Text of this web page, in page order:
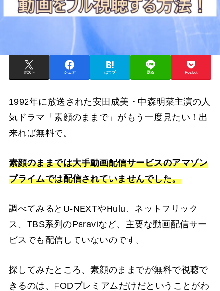
ポスト シェア はてブ 送る Pocket
1992年に放送された安田成美・中森明菜主演の人
気ドラマ「素顔のままで」がもう一度見たい！出
来れば無料で。
素顔のままでは大手動画配信サービスのアマゾン
プライムでは配信されていませんでした。
調べてみるとU-NEXTやHulu、ネットフリック
ス、TBS系列のParaviなど、主要な動画配信サー
ビスでも配信していないのです。
探してみたところ、素顔のままでが無料で視聴で
きるのは、FODプレミアムだけだということがわ